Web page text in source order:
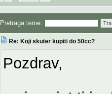
Pretraga teme:
Re: Koji skuter kupiti do 50cc?
Pozdrav,